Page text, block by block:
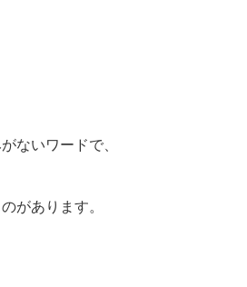
ないワードで、
があります。